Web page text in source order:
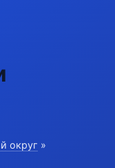
округ »